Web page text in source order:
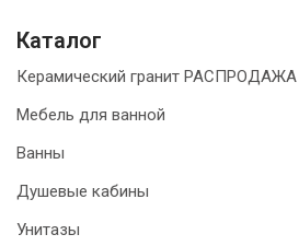
Каталог
Керамический гранит РАСПРОДАЖА
Мебель для ванной
Ванны
Душевые кабины
Унитазы